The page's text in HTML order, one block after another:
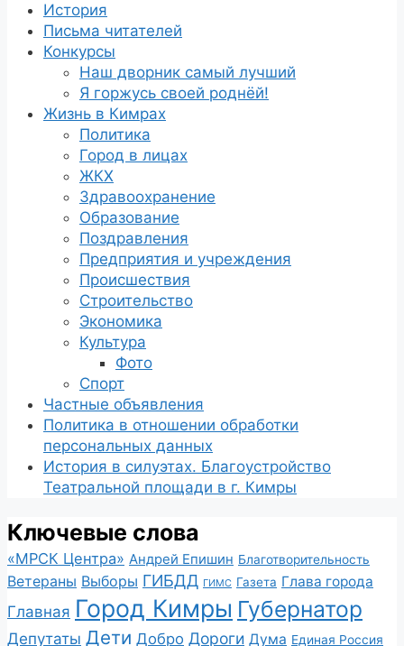
История
Письма читателей
Конкурсы
Наш дворник самый лучший
Я горжусь своей роднёй!
Жизнь в Кимрах
Политика
Город в лицах
ЖКХ
Здравоохранение
Образование
Поздравления
Предприятия и учреждения
Происшествия
Строительство
Экономика
Культура
Фото
Спорт
Частные объявления
Политика в отношении обработки
персональных данных
История в силуэтах. Благоустройство
Театральной площади в г. Кимры
Ключевые слова
«МРСК Центра» Андрей Епишин Благотворительность
Ветераны Выборы ГИБДД ГИМС Газета Глава города
Главная Город Кимры Губернатор
Депутаты Дети Добро Дороги Дума Единая Россия